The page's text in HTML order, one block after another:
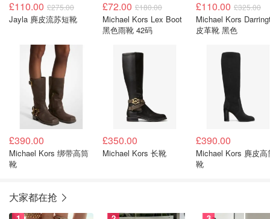
£110.00 £275.00
Jayla 麂皮流苏短靴
£72.00 £180.00
Michael Kors Lex Boot
黑色雨靴 42码
£110.00 £325.00
Michael Kors
皮革靴 黑色
£390.00
Michael Kors 绑带高筒
靴
£350.00
Michael Kors 长靴
£390.00
Michael Kors 麂皮高
靴
大家都在抢